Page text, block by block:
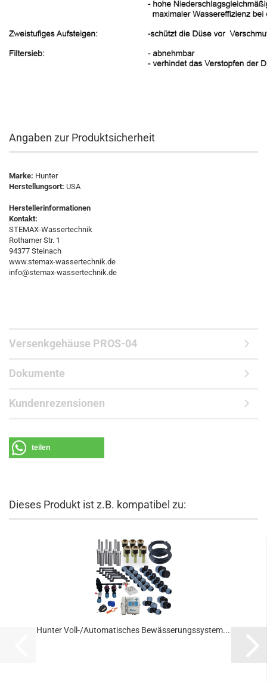
Angaben zur Produktsicherheit
Marke: Hunter
Herstellungsort: USA
Herstellerinformationen
Kontakt:
STEMAX-Wassertechnik
Rothamer Str. 1
94377 Steinach
www.stemax-wassertechnik.de
info@stemax-wassertechnik.de
Versenkgehäuse PROS-04
Dokumente
Kundenrezensionen
teilen
Dieses Produkt ist z.B. kompatibel zu:
Hunter Voll-/Automatisches Bewässerungssystem...